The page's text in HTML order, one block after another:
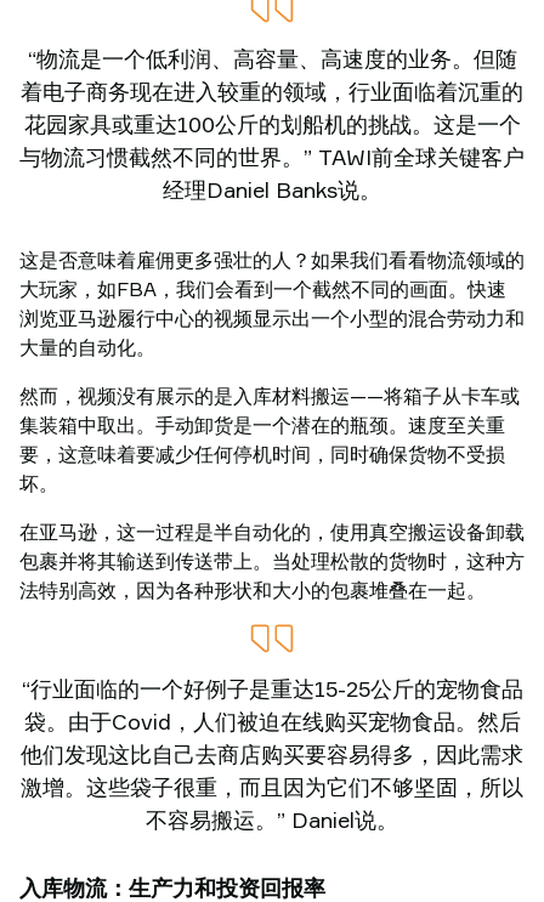
“物流是一个低利润、高容量、高速度的业务。但随
着电子商务现在进入较重的领域，行业面临着沉重的
花园家具或重达100公斤的划船机的挑战。这是一个
与物流习惯截然不同的世界。” TAWI前全球关键客户
经理Daniel Banks说。
这是否意味着雇佣更多强壮的人？如果我们看看物流领域的
大玩家，如FBA，我们会看到一个截然不同的画面。快速
浏览亚马逊履行中心的视频显示出一个小型的混合劳动力和
大量的自动化。
然而，视频没有展示的是入库材料搬运——将箱子从卡车或
集装箱中取出。手动卸货是一个潜在的瓶颈。速度至关重
要，这意味着要减少任何停机时间，同时确保货物不受损
坏。
在亚马逊，这一过程是半自动化的，使用真空搬运设备卸载
包裹并将其输送到传送带上。当处理松散的货物时，这种方
法特别高效，因为各种形状和大小的包裹堆叠在一起。
“行业面临的一个好例子是重达15-25公斤的宠物食品
袋。由于Covid，人们被迫在线购买宠物食品。然后
他们发现这比自己去商店购买要容易得多，因此需求
激增。这些袋子很重，而且因为它们不够坚固，所以
不容易搬运。” Daniel说。
入库物流：生产力和投资回报率